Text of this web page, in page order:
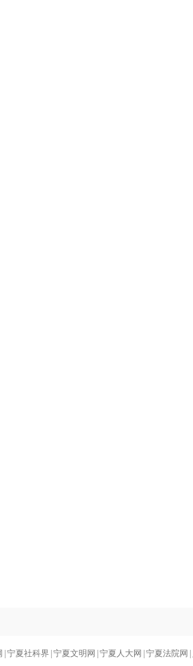
宁夏社科界 宁夏文明网 宁夏人大网 宁夏法院网